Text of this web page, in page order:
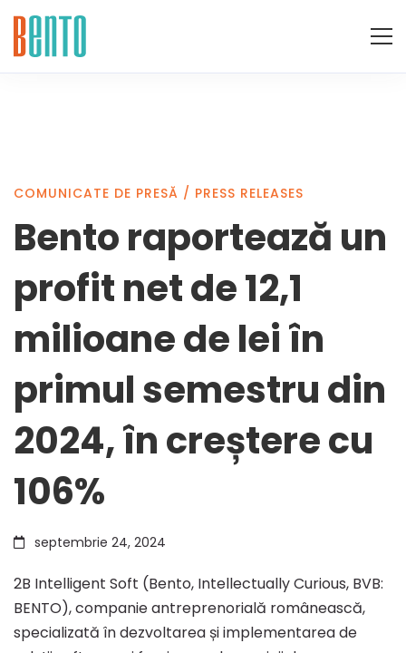
Bento
raportează
un
profit
net
de
12,1
COMUNICATE DE PRESĂ / PRESS RELEASES
Bento raportează un
profit net de 12,1
milioane de lei în
primul semestru din
2024, în creștere cu
106%
septembrie 24, 2024
2B Intelligent Soft (Bento, Intellectually Curious, BVB:
BENTO), companie antreprenorială românească,
specializată în dezvoltarea și implementarea de